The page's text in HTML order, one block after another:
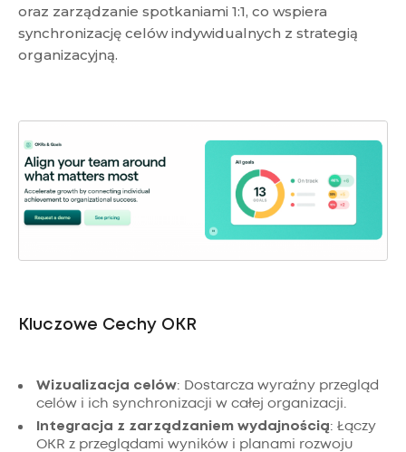
oraz zarządzanie spotkaniami 1:1, co wspiera
synchronizację celów indywidualnych z strategią
organizacyjną.
Kluczowe Cechy OKR
Wizualizacja celów: Dostarcza wyraźny przegląd
celów i ich synchronizacji w całej organizacji.
Integracja z zarządzaniem wydajnością: Łączy
OKR z przeglądami wyników i planami rozwoju